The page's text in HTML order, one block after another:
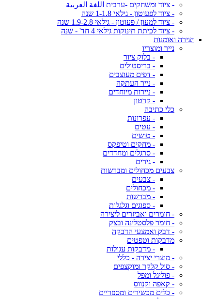
- ציוד ומשחקים -ערבית اللغة العربية
- ציוד לפעוטון - גילאי 1-1.8 שנה
- ציוד למעון / פעוטון - גילאי 1.9-2.8 שנה
- ציוד לכיתת תינוקות גילאי 4 חד' - שנה
יצירה ואומנות
נייר ומוצריו
- בלוק ציור
- בריסטולים
- דפים מעוצבים
- נייר העתקה
- ניירות מיוחדים
- קרטון
כלי כתיבה
- עפרונות
- עטים
- טושים
- מחקים וטיפקס
- סרגלים ומחדדים
- גירים
צבעים מכחולים ומברשות
- צבעים
- מכחולים
- מברשות
- ספוגים וגלגלות
- חומרים ואביזרים ליצירה
- חימר פלסטלינה ובצק
- דבק ואמצעי הדבקה
מדבקות וטפטים
- מדבקות עגולות
- מוצרי יצירה - כללי
- סול קלקר ומוקצפים
- פוליגל ומפל
- קאפה וקנווס
- כלים מכשירים ומספריים